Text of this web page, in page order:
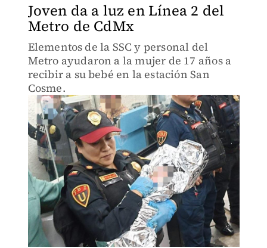
Joven da a luz en Línea 2 del
Metro de CdMx
Elementos de la SSC y personal del
Metro ayudaron a la mujer de 17 años a
recibir a su bebé en la estación San
Cosme.